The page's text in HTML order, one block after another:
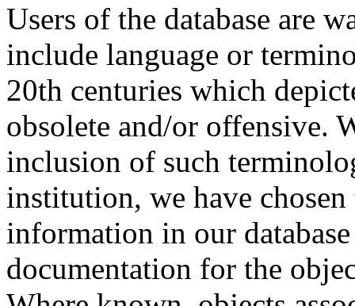
Users of the database are
include language or
20th centuries which
obsolete and/or offensive.
inclusion of such
institution, we have
information in our
documentation for the